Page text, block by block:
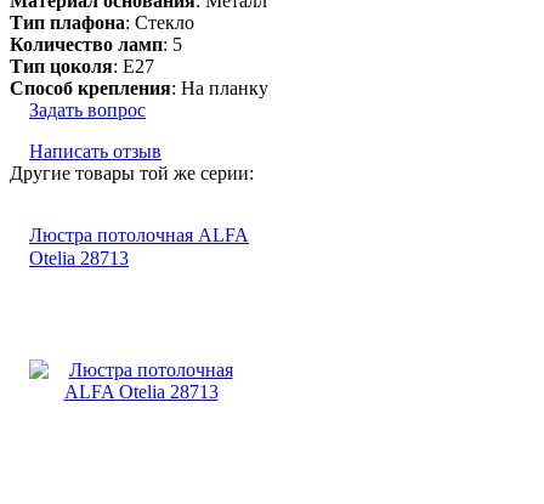
Тип плафона: Стекло
Количество ламп: 5
Тип цоколя: E27
Способ крепления: На планку
Задать вопрос
Написать отзыв
Другие товары той же серии:
Люстра потолочная ALFA
Otelia 28713